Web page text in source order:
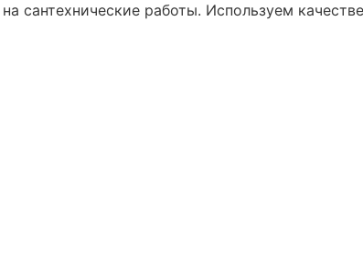
сантехнические работы. Используем